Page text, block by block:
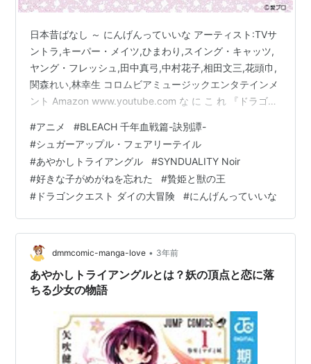
日本昔ばなし ～ にんげんっていいな アーティスト:TVサ
ントラ,キーパー・メイツ,ひまわり,スイング・キャッツ,
ヤング・フレッシュ,田中真弓,中村花子,相田文三,花頭巾,
関森れい,林幸生 コロムビアミュージックエンタテインメ
ント Amazon www.youtube.com な に こ れ 『ドラゴン
ラッシュ』が本日発売され、その記念として新プロモー
ション動画が公開されましたが、『日本昔ばなし』でお
馴染みの「にんげんっていいな」の直球パロディだった
ので思わず困惑しつつ吹き出してしまいました。絵柄や
歌など全体的に元ネタに寄せてきているほか、…
#アニメ #BLEACH 千年血戦篇-訣別譚-
#シュガーアップル・フェアリーテイル
#あやかしトライアングル #SYNDUALITY Noir
#好きな子がめがねを忘れた #贄姫と獣の王
# ドラゴンクエスト ダイの大冒険 #にんげんっていいな
dmmcomic-manga-love • 3年前
あやかしトライアングルとは？妖の頂点と恋に落
ちる少女の物語